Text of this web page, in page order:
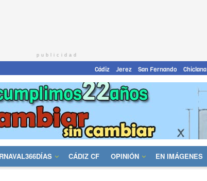
publicidad
Cádiz Jerez San Fernando Chiclana
CÁDIZ CF OPINIÓN EN IMÁGENES